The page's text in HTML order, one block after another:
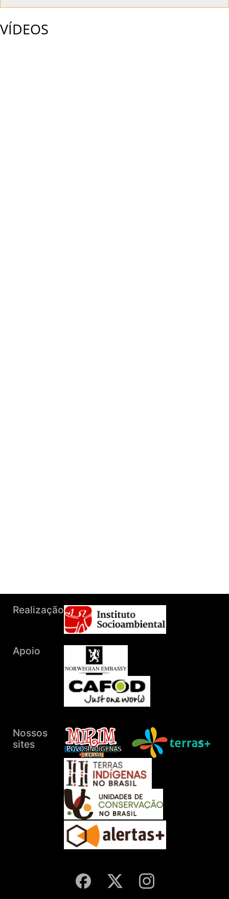
VÍDEOS